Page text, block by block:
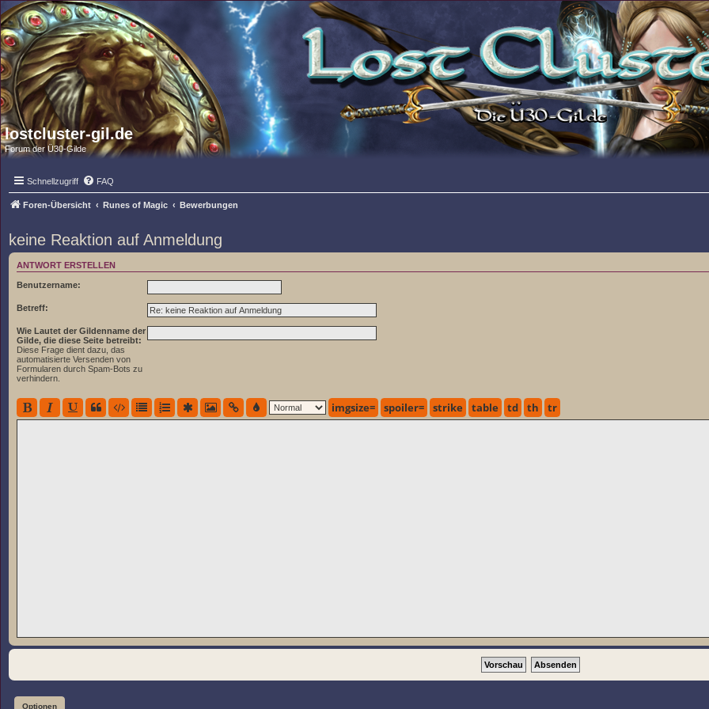
lostcluster-gil.de
Forum der Ü30-Gilde
Schnellzugriff FAQ
Foren-Übersicht Runes of Magic Bewerbungen
keine Reaktion auf Anmeldung
ANTWORT ERSTELLEN
Benutzername:
Betreff:
Wie Lautet der Gildenname der
Gilde, die diese Seite betreibt:
Diese Frage dient dazu, das
automatisierte Versenden von
Formularen durch Spam-Bots zu
verhindern.
imgsize= spoiler= strike table td th tr
Optionen